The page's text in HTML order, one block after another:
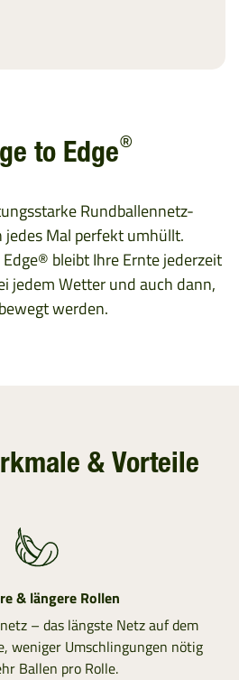
to Edge®
Rundballennetz-
jedes Mal perfekt umhüllt.
bleibt Ihre Ernte jederzeit
jedem Wetter und auch dann,
werden.
& Vorteile
& längere Rollen
– das längste Netz auf dem
weniger Umschlingungen nötig
Ballen pro Rolle.